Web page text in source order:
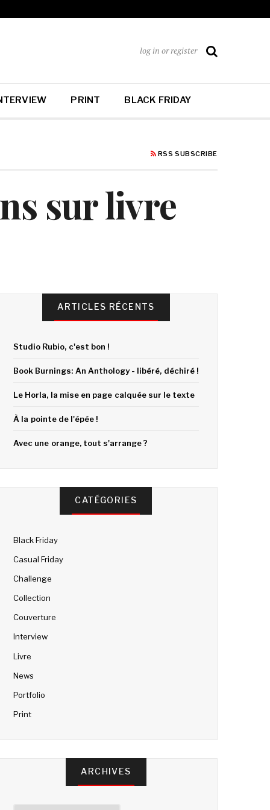
log in or register
PRINT BLACK FRIDAY
RSS SUBSCRIBE
sur livre
ARTICLES RÉCENTS
Studio Rubio, c'est bon !
Book Burnings: An Anthology - libéré, déchiré !
Le Horla, la mise en page calquée sur le texte
À la pointe de l'épée !
Avec une orange, tout s'arrange ?
CATÉGORIES
Black Friday
Casual Friday
Challenge
Collection
Couverture
Interview
Livre
News
Portfolio
Print
ARCHIVES